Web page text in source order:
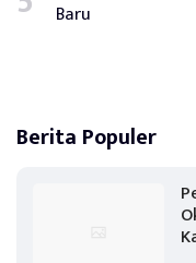
Baru
Berita Populer